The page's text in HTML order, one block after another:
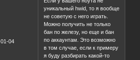
04
уникальный hwid, то я вообще
не советую с него играть.
Можно получить не только
бан по железу, но еще и бан
по аккаунтам. Это возможно
в том случае, если к примеру
я буду разбирать какой-то